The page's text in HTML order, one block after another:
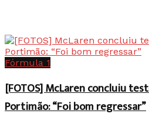
Fórmula 1
[FOTOS] McLaren concluiu
Portimão: “Foi bom regressar”